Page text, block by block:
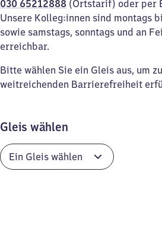
030 65212888 (Ortstarif) oder per
Unsere Kolleg:innen sind montags
sowie samstags, sonntags und an
erreichbar.
Bitte wählen Sie ein Gleis aus, um
weitreichenden Barrierefreiheit
Gleis wählen